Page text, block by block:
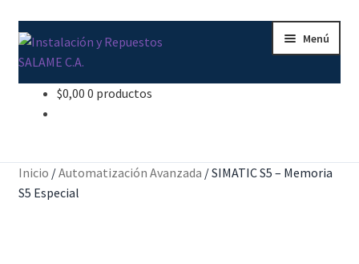
Ir
a
la
navegación
Ir
al
contenido
Menú
Contacto
$0,00 0 productos
Inicio /Automatización Avanzada /SIMATIC S5 – Memoria
S5 Especial